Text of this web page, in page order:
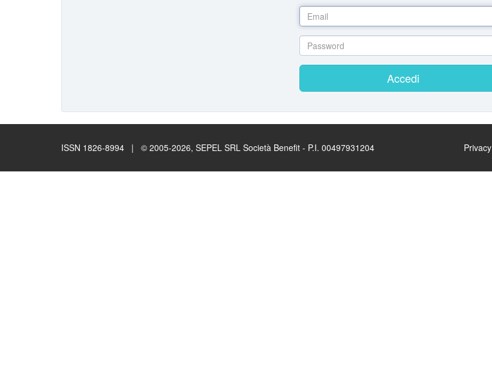
Accedi
ISSN 1826-8994 | © 2005-2026, SEPEL SRL Società Benefit - P.I. 00497931204 Privacy